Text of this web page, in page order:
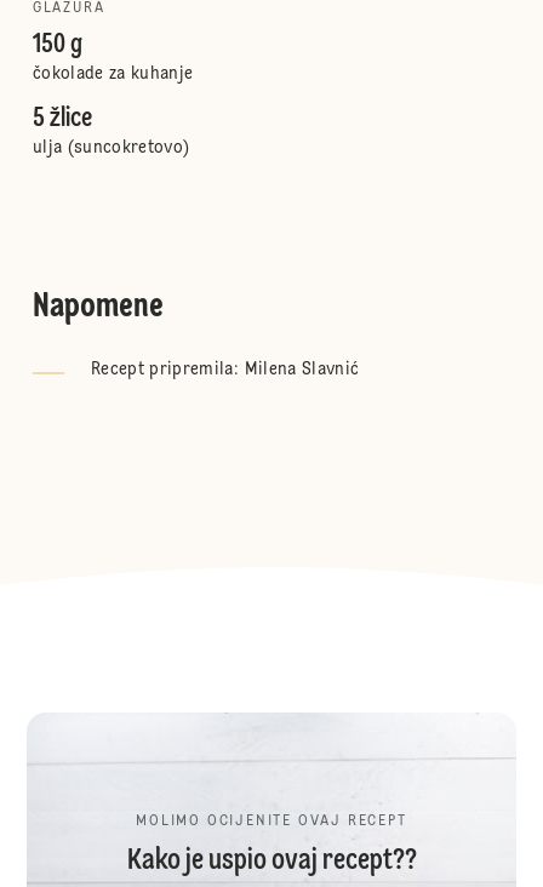
GLAZURA
150 g
čokolade za kuhanje
5 žlice
ulja (suncokretovo)
Napomene
Recept pripremila: Milena Slavnić
MOLIMO OCIJENITE OVAJ RECEPT
Kako je uspio ovaj recept??